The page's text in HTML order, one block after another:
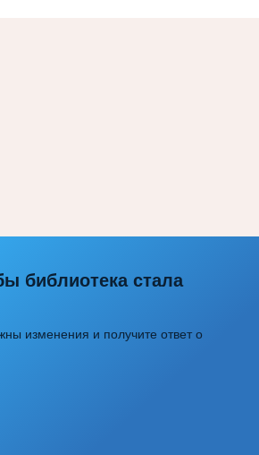
библиотека стала
изменения и получите ответ о